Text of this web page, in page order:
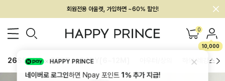
회원전용 아울렛, 가입하면 ~60% 할인!
멤버십 최대 28,000원 혜택 0
10,000
26SS 신상 BEST BABY[6~12M] 하의/레깅스
HAPPY PRINCE
네이버로 로그인하면 Npay 포인트1%추가 지급!